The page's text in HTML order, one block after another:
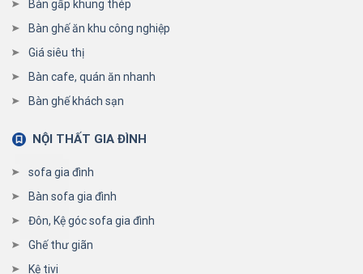
Bàn gấp khung thép
Bàn ghế ăn khu công nghiệp
Giá siêu thị
Bàn cafe, quán ăn nhanh
Bàn ghế khách sạn
NỘI THẤT GIA ĐÌNH
sofa gia đình
Bàn sofa gia đình
Đôn, Kệ góc sofa gia đình
Ghế thư giãn
Kệ tivi